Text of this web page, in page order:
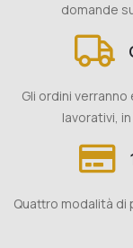
domande
Gli ordini
lavorativi,
Quattro modalità